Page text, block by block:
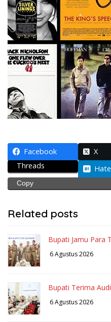
Facebook X
Threads
Copy
Related posts
Bupati Jamu Para
6 Agustus 2026
Bupati Terima
6 Agustus 2026